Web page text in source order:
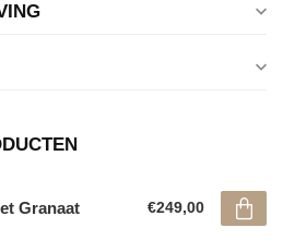
Granaat €249,00